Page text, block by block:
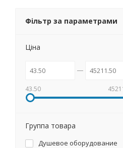
Фільтр за параметрами
Ціна
43.50
Группа товара
Душевое оборудование